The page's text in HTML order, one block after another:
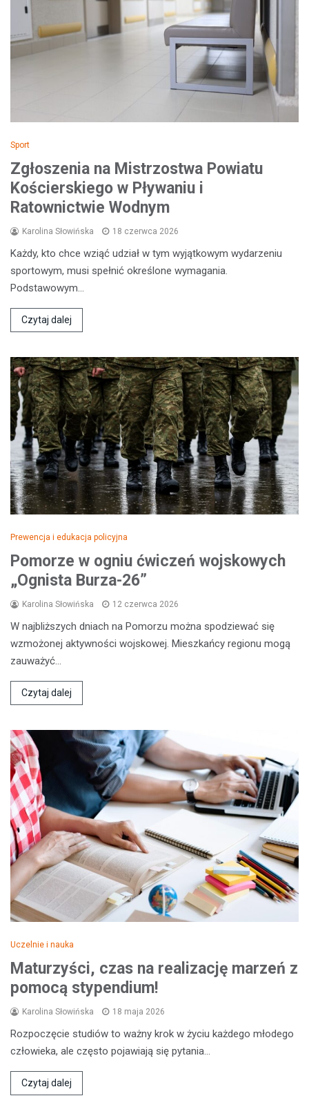
Sport
Zgłoszenia na Mistrzostwa Powiatu
Kościerskiego w Pływaniu i
Ratownictwie Wodnym
Karolina Słowińska 18 czerwca 2026
Każdy, kto chce wziąć udział w tym wyjątkowym wydarzeniu
sportowym, musi spełnić określone wymagania.
Podstawowym…
Czytaj dalej
Prewencja i edukacja policyjna
Pomorze w ogniu ćwiczeń wojskowych
„Ognista Burza-26”
Karolina Słowińska 12 czerwca 2026
W najbliższych dniach na Pomorzu można spodziewać się
wzmożonej aktywności wojskowej. Mieszkańcy regionu mogą
zauważyć…
Czytaj dalej
Uczelnie i nauka
Maturzyści, czas na realizację marzeń z
pomocą stypendium!
Karolina Słowińska 18 maja 2026
Rozpoczęcie studiów to ważny krok w życiu każdego młodego
człowieka, ale często pojawiają się pytania…
Czytaj dalej